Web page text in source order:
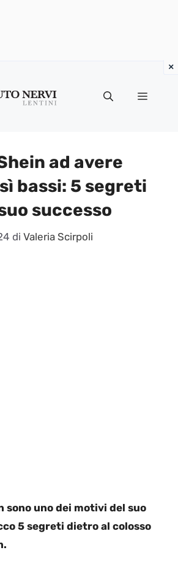
Menu
ad avere
bassi: 5 segreti
successo
di Valeria Scirpoli
sono uno dei motivi del suo
5 segreti dietro al colosso